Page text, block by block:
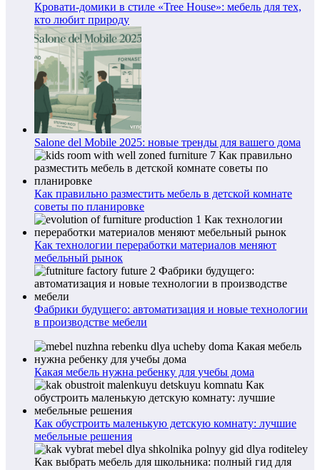
Кровати-домики в стиле «Tree House»: мебель для тех,
кто любит природу
Salone del Mobile 2025: новые тренды для вашего дома
Как правильно разместить мебель в детской комнате
советы по планировке
Как технологии переработки материалов меняют
мебельный рынок
Фабрики будущего: автоматизация и новые технологии
в производстве мебели
Какая мебель нужна ребенку для учебы дома
Как обустроить маленькую детскую комнату: лучшие
мебельные решения